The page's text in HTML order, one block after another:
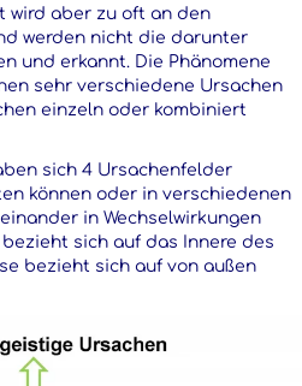
wird aber zu oft an den
werden nicht die darunter
und erkannt. Die Phänomene
sehr verschiedene Ursachen
einzeln oder kombiniert
sich 4 Ursachenfelder
können oder in verschiedenen
in Wechselwirkungen
sich auf das Innere des
bezieht sich auf von außen